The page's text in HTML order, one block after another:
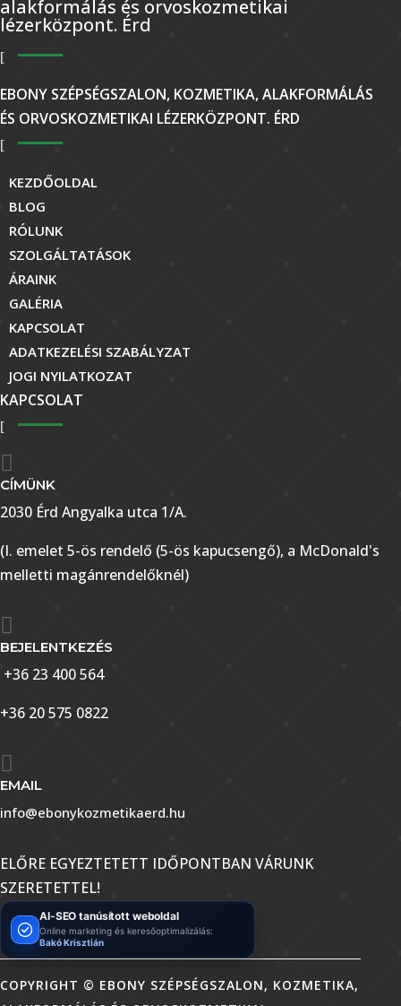
alakformálás és orvoskozmetikai
lézerközpont. Érd
EBONY SZÉPSÉGSZALON, KOZMETIKA, ALAKFORMÁLÁS
ÉS ORVOSKOZMETIKAI LÉZERKÖZPONT. ÉRD
KEZDŐOLDAL
BLOG
RÓLUNK
SZOLGÁLTATÁSOK
ÁRAINK
GALÉRIA
KAPCSOLAT
ADATKEZELÉSI SZABÁLYZAT
JOGI NYILATKOZAT
KAPCSOLAT

CÍMÜNK
2030 Érd Angyalka utca 1/A.
(I. emelet 5-ös rendelő (5-ös kapucsengő), a McDonald's
melletti magánrendelőknél)

BEJELENTKEZÉS
+36 23 400 564
+36 20 575 0822

EMAIL
info@ebonykozmetikaerd.hu
ELŐRE EGYEZTETETT IDŐPONTBAN VÁRUNK
SZERETETTEL!
AI-SEO tanúsított weboldal
Online marketing és keresőoptimalizálás:
Bakó Krisztián
COPYRIGHT © EBONY SZÉPSÉGSZALON, KOZMETIKA,